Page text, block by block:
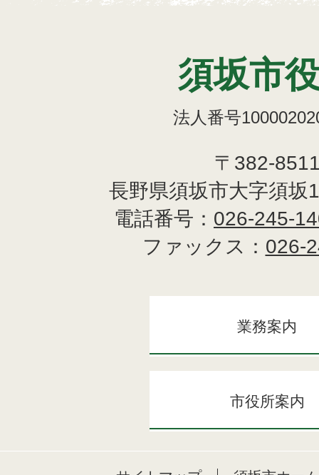
須坂市
法人番号
〒382-
長野県須坂市大字須坂
電話番号： 026-245-
ファックス： 026-
業務案内
市役所案内